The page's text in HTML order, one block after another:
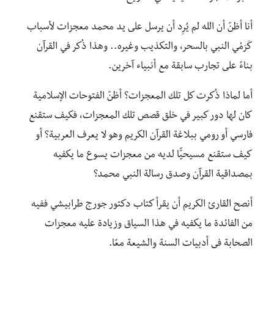
أنا أظنّ أن الله لم يُرِد أن يرسل على يد محمد معجزات لأسباب
كَرَمْي النبي بالسحر، والتكذيب وغيره.. وهذا ذُكر في القرآن
بناءً على تجارب سابقة مع أنبياء آخرين.
أما لماذا ذُكرت كل تلك المعجزات؟ أظنّ الفتوحات الإسلامية
كان لها دور كبير في خلق قصص تلك المعجزات، فكيف ستقنع
فارسي أو رومي ببلاغة القرآن الكريم وهو لا يعرف العربية؟ أو
كيف ستقنع مسيحيًّا لديه من معجزات يسوع ما يكفيه
بمصداقية القرآن وصدق رسالة النبي محمد؟
أنصح القارئ الكريم أن يقرأ كتاب دكتور جورج طرابيشي ففيه
من الفائدة ما يكفيه في هذا السياق وزيادة عليه معجزات
الصحابة فى أدبيات السنة والشيعة معًا.